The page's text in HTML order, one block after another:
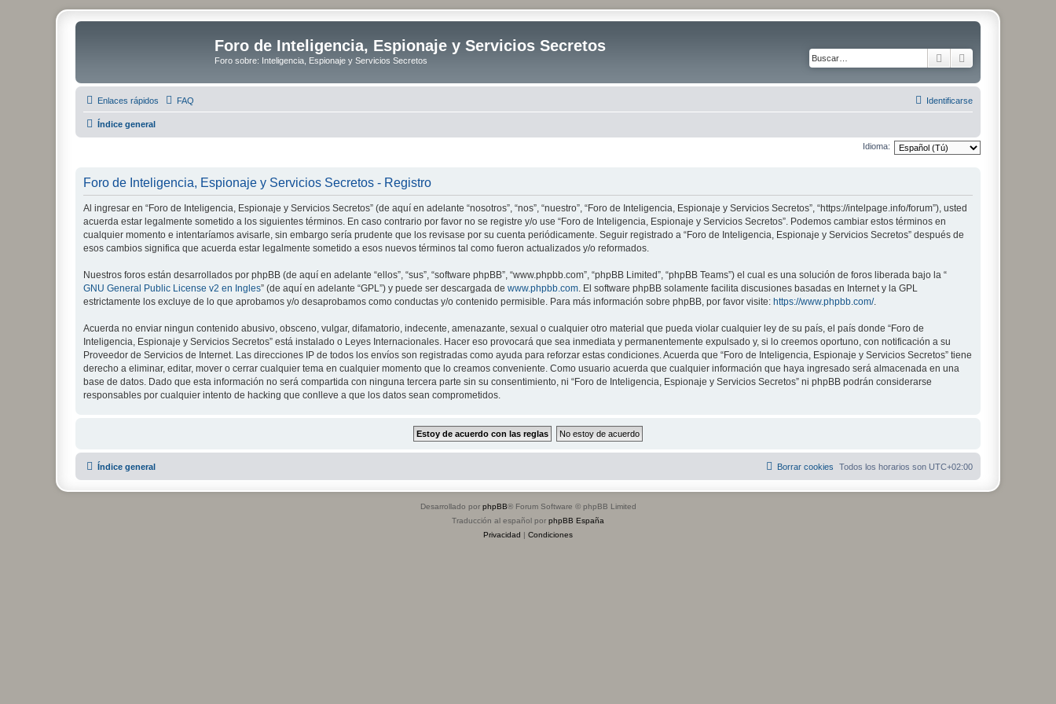
Foro de Inteligencia, Espionaje y Servicios Secretos
Foro sobre: Inteligencia, Espionaje y Servicios Secretos Buscar
Enlaces rápidos FAQ Identificarse
Índice general
Idioma:
Foro de Inteligencia, Espionaje y Servicios Secretos - Registro
Al ingresar en “Foro de Inteligencia, Espionaje y Servicios Secretos” (de aquí en adelante “nosotros”, “nos”, “nuestro”, “Foro de Inteligencia, Espionaje y Servicios Secretos”, “https://intelpage.info/forum”), usted
acuerda estar legalmente sometido a los siguientes términos. En caso contrario por favor no se registre y/o use “Foro de Inteligencia, Espionaje y Servicios Secretos”. Podemos cambiar estos términos en
cualquier momento e intentaríamos avisarle, sin embargo sería prudente que los revisase por su cuenta periódicamente. Seguir registrado a “Foro de Inteligencia, Espionaje y Servicios Secretos” después de
esos cambios significa que acuerda estar legalmente sometido a esos nuevos términos tal como fueron actualizados y/o reformados.
Nuestros foros están desarrollados por phpBB (de aquí en adelante “ellos”, “sus”, “software phpBB”, “www.phpbb.com”, “phpBB Limited”, “phpBB Teams”) el cual es una solución de foros liberada bajo la “
GNU General Public License v2 en Ingles” (de aquí en adelante “GPL”) y puede ser descargada de www.phpbb.com. El software phpBB solamente facilita discusiones basadas en Internet y la GPL
estrictamente los excluye de lo que aprobamos y/o desaprobamos como conductas y/o contenido permisible. Para más información sobre phpBB, por favor visite: https://www.phpbb.com/.
Acuerda no enviar ningun contenido abusivo, obsceno, vulgar, difamatorio, indecente, amenazante, sexual o cualquier otro material que pueda violar cualquier ley de su país, el país donde “Foro de
Inteligencia, Espionaje y Servicios Secretos” está instalado o Leyes Internacionales. Hacer eso provocará que sea inmediata y permanentemente expulsado y, si lo creemos oportuno, con notificación a su
Proveedor de Servicios de Internet. Las direcciones IP de todos los envíos son registradas como ayuda para reforzar estas condiciones. Acuerda que “Foro de Inteligencia, Espionaje y Servicios Secretos” tiene
derecho a eliminar, editar, mover o cerrar cualquier tema en cualquier momento que lo creamos conveniente. Como usuario acuerda que cualquier información que haya ingresado será almacenada en una
base de datos. Dado que esta información no será compartida con ninguna tercera parte sin su consentimiento, ni “Foro de Inteligencia, Espionaje y Servicios Secretos” ni phpBB podrán considerarse
responsables por cualquier intento de hacking que conlleve a que los datos sean comprometidos.
Índice general Todos los horarios son UTC+02:00
Borrar cookies
Desarrollado por phpBB® Forum Software © phpBB Limited
Traducción al español por phpBB España
Privacidad | Condiciones